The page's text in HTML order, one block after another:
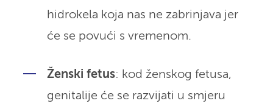
hidrokela koja nas ne zabrinjava jer
će se povući s vremenom.
Ženski fetus: kod ženskog fetusa,
genitalije će se razvijati u smjeru